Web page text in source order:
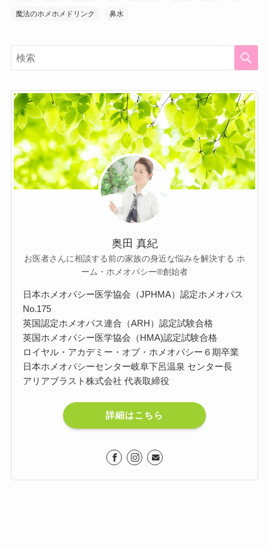
魔法のホメホメドリンク 鼻水
奥田 真紀
お医者さんに相談する前の家族の身近な悩みを解決する ホ
ーム・ホメオパシー®︎創始者
日本ホメオパシー医学協会（JPHMA）認定ホメオパス
No.175
英国認定ホメオパス連合（ARH）認定試験合格
英国ホメオパシー医学協会（HMA)認定試験合格
ロイヤル・アカデミー・オブ・ホメオパシー６期卒業
日本ホメオパシーセンター岐阜下呂温泉 センター長
アリアブラスト株式会社 代表取締役
詳細はこちら